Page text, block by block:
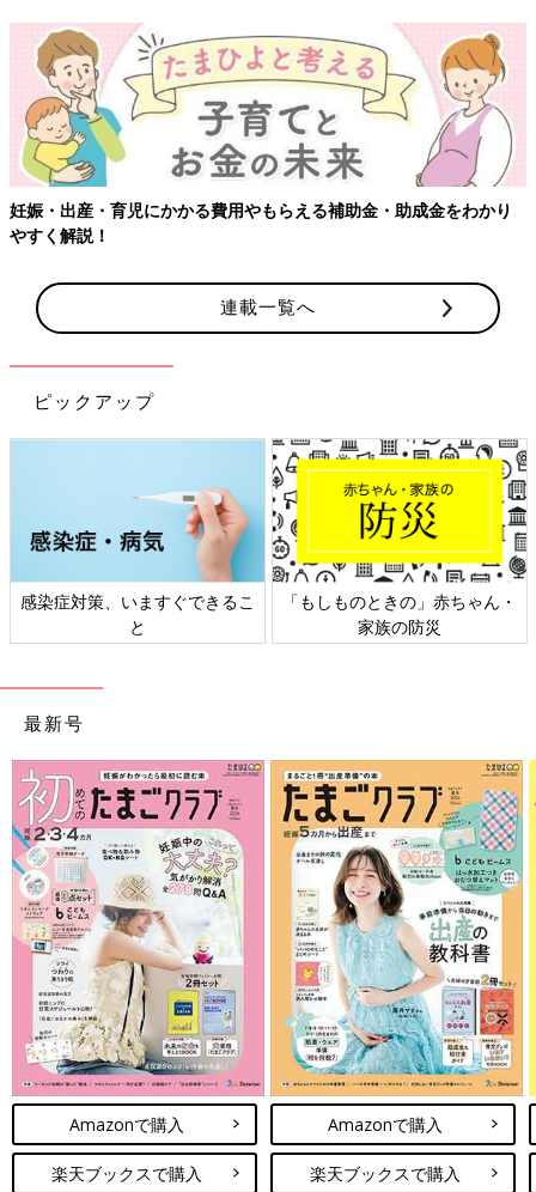
妊娠・出産・育児にかかる費用やもらえる補助金・助成金をわかり
やすく解説！
連載一覧へ
ピックアップ
感染症対策、いますぐできるこ
と
「もしものときの」赤ちゃん・
家族の防災
最新号
Amazonで購入
楽天ブックスで購入
Amazonで購入
楽天ブックスで購入